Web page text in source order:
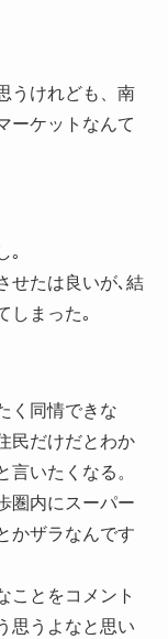
うけれども、南
ーケットなんて
｡
せたは良いが､結
しまった｡
く同情できな
民だけだとわか
言いたくなる。
圏内にスーパー
かザラなんです
ことをコメント
思うよなと思い